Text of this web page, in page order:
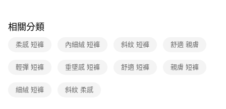
客戶支援中心」
【注意事項】
１．透過由恩沛科技股份有限公司提供之「AFTEE先享後付」服務完成之交
權轉讓予恩沛科技股份有限公司。
https://aftee.tw/terms/#terms3
３．未成年的使用者請事先徵得法定代理人或監護人之同意方可使用
相關分類
柔感 短褲 內細絨 短褲 斜紋 短褲 舒適 親膚
輕彈 短褲 垂墜感 短褲 舒適 短褲 親膚 短褲
細絨 短褲 斜紋 柔感